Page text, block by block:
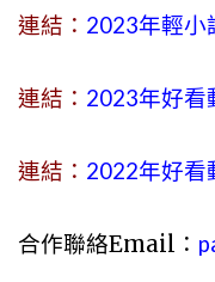
連結： 2023年輕小
連結： 2023年好看
連結： 2022年好看
合作聯絡Email：